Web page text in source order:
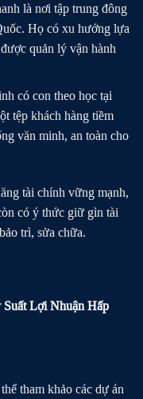
là nơi tập trung đông
Họ có xu hướng lựa
quản lý vận hành
có con theo học tại
tệp khách hàng tiềm
văn minh, an toàn cho
tài chính vững mạnh,
có ý thức giữ gìn tài
trì, sửa chữa.
Lợi Nhuận Hấp
tham khảo các dự án